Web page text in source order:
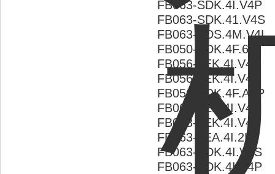
FB063-SDK.4I.V4P
FB063-SDK.41.V4S
FB063-VDS.4M.V4L
FB050-VDK.4F.6L
FB056-6EK.4I.V4P
FB056-6EK.4I.V4L
FB056-SDK.4F.A4P
FB063-6EK.4I.V4L
FB063-6EK.4I.V4P
FB063-6EA.4I.2L
FB063-SDK.4I.V4S
FB063-SDK.4I.V4P